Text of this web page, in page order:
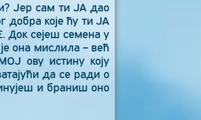
Јер сам ти ЈА дао
добра које ћу ти ЈА
Док сејеш семена у
она мислила – већ
ову истину коју
да се ради о
и браниш оно